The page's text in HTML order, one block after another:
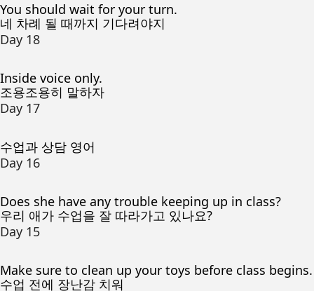
You should wait for your turn.
네 차례 될 때까지 기다려야지
Day 18
Inside voice only.
조용조용히 말하자
Day 17
수업과 상담 영어
Day 16
Does she have any trouble keeping up in class?
우리 애가 수업을 잘 따라가고 있나요?
Day 15
Make sure to clean up your toys before class begins.
수업 전에 장난감 치워